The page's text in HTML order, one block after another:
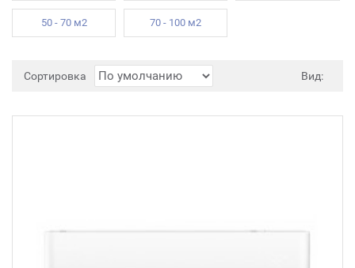
50 - 70 м2 70 - 100 м2
Сортировка Вид: